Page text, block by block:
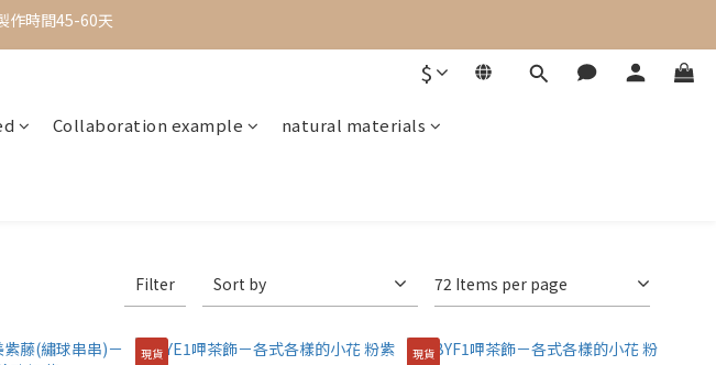
，限時買三送一
，限時買三送一
，限時買三送一
$
Collaboration example
natural materials
Filter Sort by 72 Items per page
現貨 現貨